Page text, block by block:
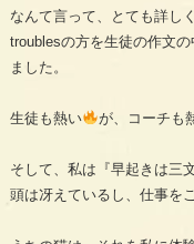
なんて言って、とても詳し
troublesの方を生徒の作文
ました。
生徒も熱い が、コーチも
そして、私は『早起きは三
頭は冴えているし、仕事を